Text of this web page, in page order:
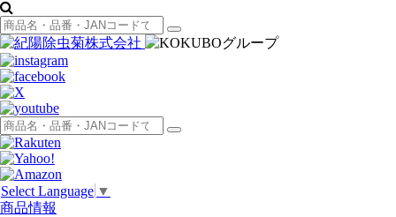
Select Language ▼
商品情報